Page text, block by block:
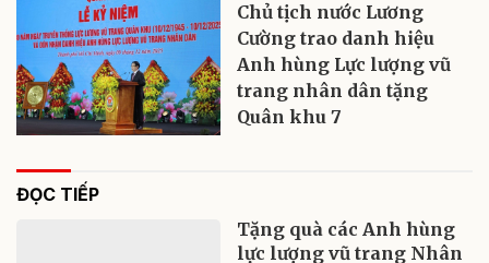
Chủ tịch nước Lương
Cường trao danh hiệu
Anh hùng Lực lượng vũ
trang nhân dân tặng
Quân khu 7
ĐỌC TIẾP
Tặng quà các Anh hùng
lực lượng vũ trang Nhân